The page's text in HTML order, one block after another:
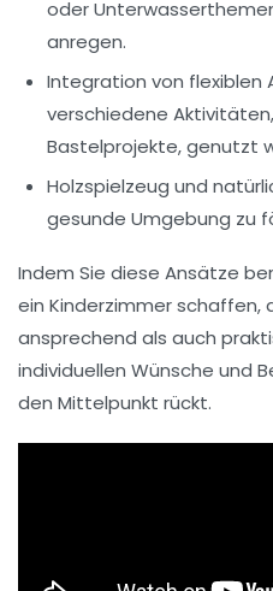
oder
anregen.
Integration von flexiblen
verschiedene
Bastelprojekte, genutzt
Holzspielzeug und
gesunde Umgebung zu
Indem Sie diese Ansätze
ein Kinderzimmer schaffen,
ansprechend als auch
individuellen Wünsche und
den Mittelpunkt rückt.